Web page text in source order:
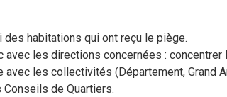
habitations qui ont reçu le piège.
avec les directions concernées :
avec les collectivités (Département, Grand
de Quartiers.